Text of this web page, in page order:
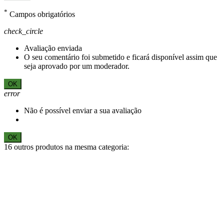
* Campos obrigatórios
check_circle
Avaliação enviada
O seu comentário foi submetido e ficará disponível assim que
seja aprovado por um moderador.
OK
error
Não é possível enviar a sua avaliação
OK
16 outros produtos na mesma categoria: